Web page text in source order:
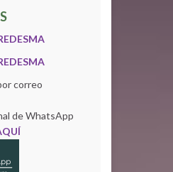
correo
de WhatsApp